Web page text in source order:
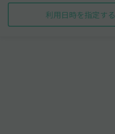
利用日時を指定する